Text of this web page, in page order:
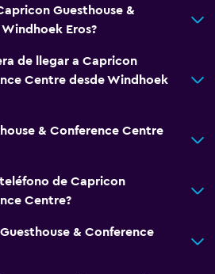
Guesthouse &
Eros?
de llegar a Capricon
Centre desde Windhoek
& Conference Centre
de Capricon
Centre?
& Conference